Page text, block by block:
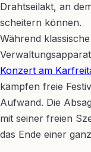
Drahtseilakt, an
scheitern können.
Während
Konzert am
kämpfen freie
Aufwand. Die
mit seiner freien
das Ende einer